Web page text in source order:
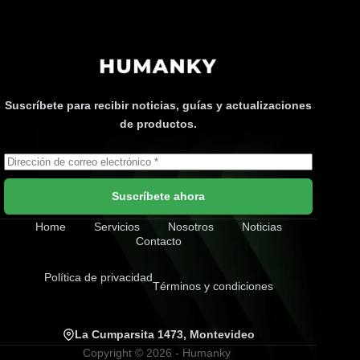
Suscríbete para recibir noticias, guías y actualizaciones
de productos.
Suscríbete ahora
Home Servicios Nosotros
Noticias
Contacto
Política de privacidad
Términos y condiciones
La Cumparsita 1473, Montevideo
Copyright © 2026 - Humanky